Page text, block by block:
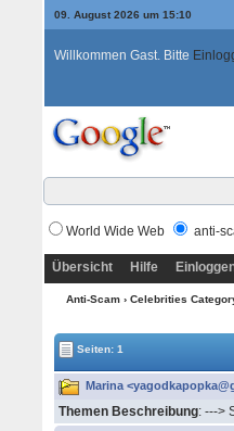
09. August 2026 um 15:10
Willkommen Gast. Bitte
World Wide Web anti-
Übersicht Hilfe
Anti-Scam› Celebrities
Seiten: 1
Marina
Themen Beschreibung: --->